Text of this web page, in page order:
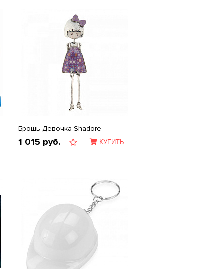
Брошь Девочка Shadore
1 015 руб. КУПИТЬ